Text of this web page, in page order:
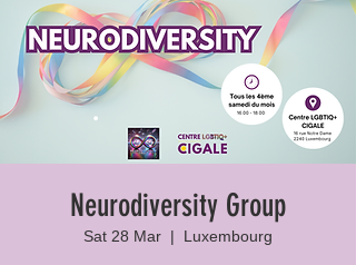
Neurodiversity Group
Sat 28 Mar
  |
Luxembourg